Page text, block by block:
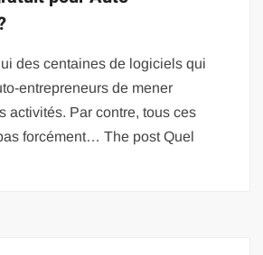
des centaines de logiciels qui
entrepreneurs de mener
activités. Par contre, tous ces
forcément… The post Quel